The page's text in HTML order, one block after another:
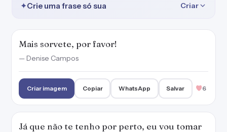
✦Crie uma frase só sua Criar
Mais sorvete, por favor!
— Denise Campos
Criar imagem Copiar WhatsApp Salvar 6
Já que não te tenho por perto, eu vou tomar